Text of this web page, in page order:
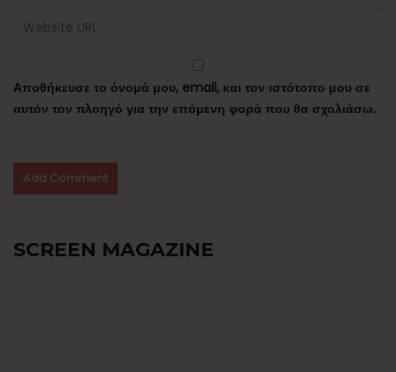
Αποθήκευσε το όνομά μου, email, και τον ιστότοπο μου σε
αυτόν τον πλοηγό για την επόμενη φορά που θα σχολιάσω.
SCREEN MAGAZINE